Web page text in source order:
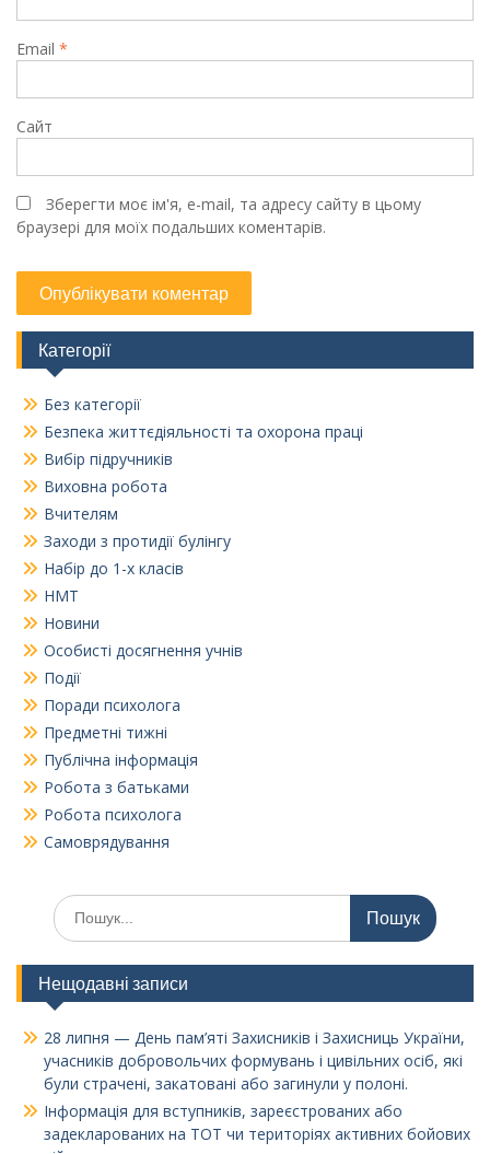
Email *
Сайт
Зберегти моє ім'я, e-mail, та адресу сайту в цьому
браузері для моїх подальших коментарів.
Категорії
Без категорії
Безпека життєдіяльності та охорона праці
Вибір підручників
Виховна робота
Вчителям
Заходи з протидії булінгу
Набір до 1-х класів
НМТ
Новини
Особисті досягнення учнів
Події
Поради психолога
Предметні тижні
Публічна інформація
Робота з батьками
Робота психолога
Самоврядування
Шукати:
Нещодавні записи
28 липня — День пам’яті Захисників і Захисниць України,
учасників добровольчих формувань і цивільних осіб, які
були страчені, закатовані або загинули у полоні.
Інформація для вступників, зареєстрованих або
задекларованих на ТОТ чи територіях активних бойових